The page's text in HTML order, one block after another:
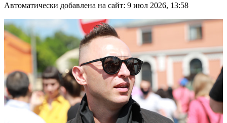
Автоматически добавлена на сайт: 9 июл 2026, 13:58